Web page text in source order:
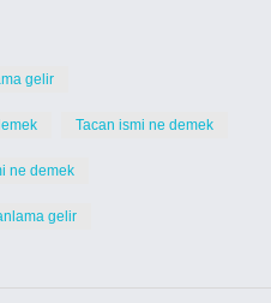
gelir
Tacan ismi ne demek
ne demek
gelir